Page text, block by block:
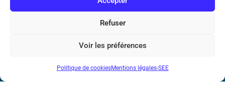
Refuser
Voir les préférences
Politique de cookiesMentions légales-SEE
17 rue de l’Amiral Hamelin75116 Paris